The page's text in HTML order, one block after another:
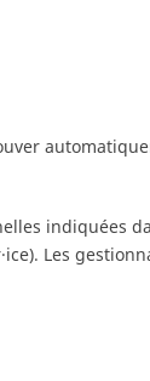
indiquées
Les